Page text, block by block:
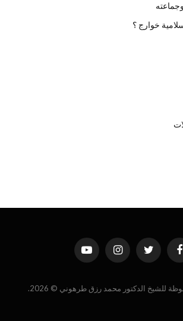
خوارج ؟
فيسبوك تويتر الانستغراميوتيوب
للشيخ الدكتور محمد رزق طرهوني © 2026.